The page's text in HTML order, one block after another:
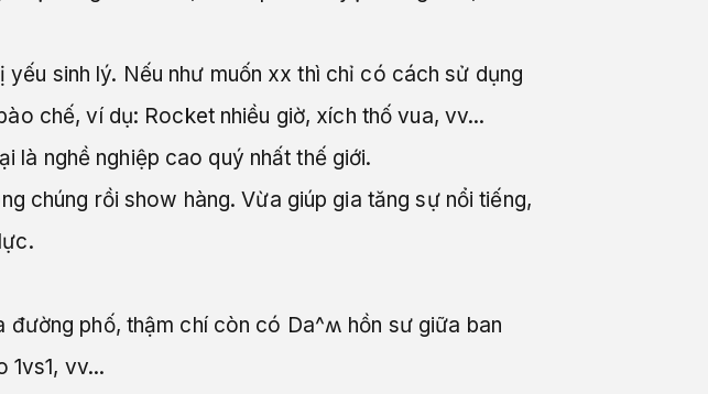
sinh lý. Nếu như muốn xx thì chỉ có cách sử dụng
chế, ví dụ: Rocket nhiều giờ, xích thố vua, vv...
là nghề nghiệp cao quý nhất thế giới.
chúng rồi show hàng. Vừa giúp gia tăng sự nổi tiếng,
phố, thậm chí còn có Da^ʍ hồn sư giữa ban
1vs1, vv...